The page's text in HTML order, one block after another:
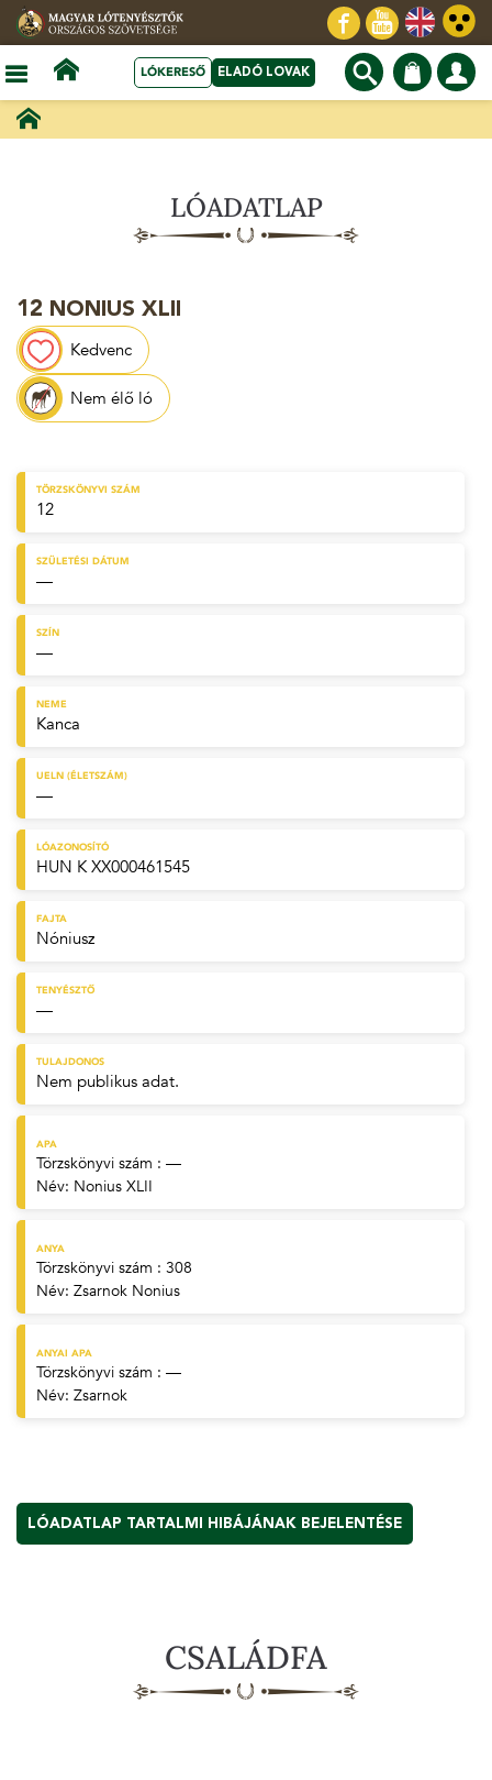
LÓKERESŐ ELADÓ LOVAK
LÓADATLAP
12 NONIUS XLII
Kedvenc
Nem élő ló
TÖRZSKÖNYVI SZÁM
12
SZÜLETÉSI DÁTUM
—
SZÍN
—
NEME
Kanca
UELN (ÉLETSZÁM)
—
LÓAZONOSÍTÓ
HUN K XX000461545
FAJTA
Nóniusz
TENYÉSZTŐ
—
TULAJDONOS
Nem publikus adat.
APA
Törzskönyvi szám : —
Név: Nonius XLII
ANYA
Törzskönyvi szám : 308
Név: Zsarnok Nonius
ANYAI APA
Törzskönyvi szám : —
Név: Zsarnok
LÓADATLAP TARTALMI HIBÁJÁNAK BEJELENTÉSE
CSALÁDFA